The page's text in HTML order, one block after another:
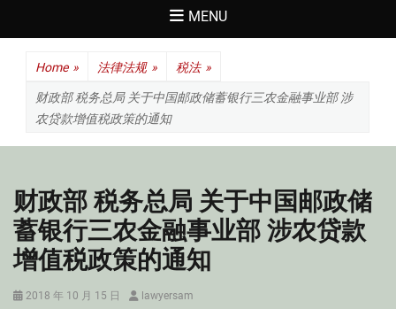
MENU
Home » 法律法规 » 税法 »
财政部 税务总局 关于中国邮政储蓄银行三农金融事业部 涉
农贷款增值税政策的通知
财政部 税务总局 关于中国邮政储
蓄银行三农金融事业部 涉农贷款
增值税政策的通知
Posted
2018 年 10 月 15 日 Authorlawyersam